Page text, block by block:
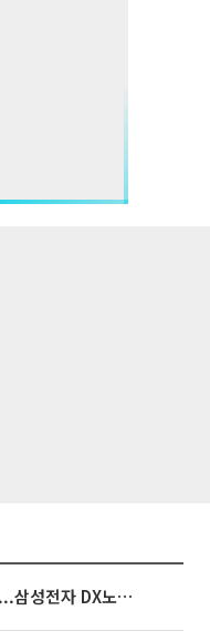
3445억 자사주 지급 마쳤는데...삼성전자 DX노조, 뒤늦은 '떼쓰기 집회'